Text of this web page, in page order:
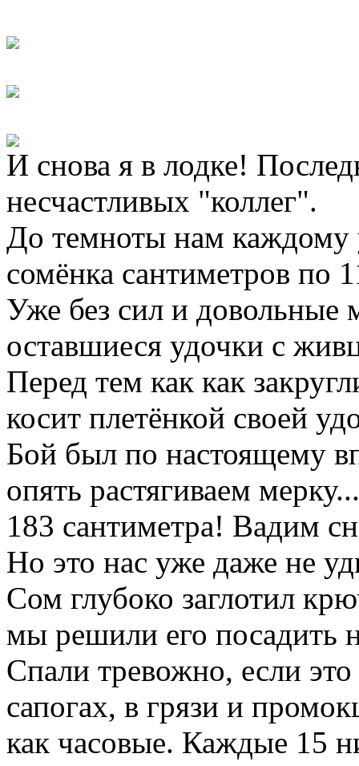
И снова я в лодке!
несчастливых "коллег".
До темноты нам каждому
сомёнка сантиметров по
Уже без сил и довольные
оставшиеся удочки с
Перед тем как как
косит плетёнкой своей
Бой был по настоящему
опять растягиваем мерку...
183 сантиметра! Вадим
Но это нас уже даже не
Сом глубоко заглотил
мы решили его посадить
Спали тревожно, если
сапогах, в грязи и
как часовые. Каждые 15